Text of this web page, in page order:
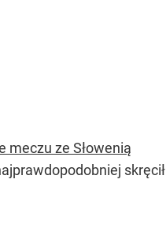
meczu ze Słowenią
skręcił